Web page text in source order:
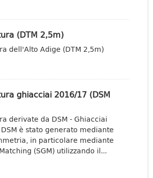
(DTM 2,5m)
dell'Alto Adige (DTM 2,5m)
ghiacciai 2016/17 (DSM
derivate da DSM - Ghiacciai
è stato generato mediante
in particolare mediante
(SGM) utilizzando il...